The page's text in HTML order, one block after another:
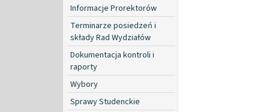
Informacje Prorektorów
Terminarze posiedzeń i
składy Rad Wydziałów
Dokumentacja kontroli i
raporty
Wybory
Sprawy Studenckie